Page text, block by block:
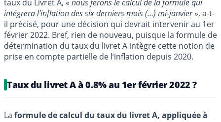
taux du Livret A, « nous ferons le calcul de la formule qui
intégrera l’inflation des six derniers mois (…) mi-janvier», a-t-
il précisé, pour une décision qui devrait intervenir au 1er
février 2022. Bref, rien de nouveau, puisque la formule de
détermination du taux du livret A intègre cette notion de
prise en compte partielle de l’inflation depuis 2020.
Taux du livret A à 0.8% au 1er février 2022 ?
La formule de calcul du taux du livret A, appliquée à